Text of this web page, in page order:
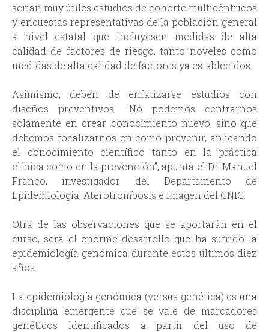
serían muy útiles estudios de cohorte multicéntricos
y encuestas representativas de la población general
a nivel estatal que incluyesen medidas de alta
calidad de factores de riesgo, tanto noveles como
medidas de alta calidad de factores ya establecidos.
Asimismo, deben de enfatizarse estudios con
diseños preventivos. “No podemos centrarnos
solamente en crear conocimiento nuevo, sino que
debemos focalizarnos en cómo prevenir, aplicando
el conocimiento científico tanto en la práctica
clínica como en la prevención”, apunta el Dr. Manuel
Franco, investigador del Departamento de
Epidemiologia, Aterotrombosis e Imagen del CNIC.
Otra de las observaciones que se aportarán en el
curso, será el enorme desarrollo que ha sufrido la
epidemiología genómica durante estos últimos diez
años.
La epidemiología genómica (versus genética) es una
disciplina emergente que se vale de marcadores
genéticos identificados a partir del uso de